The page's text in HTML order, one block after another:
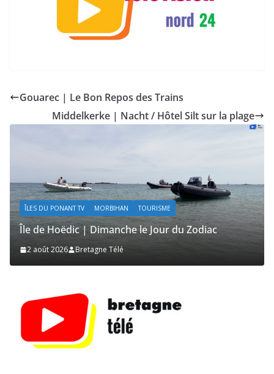
Gouarec | Le Bon Repos des Trains
Middelkerke | Nacht / Hôtel Silt sur la plage
ÎLES DU PONANT TV MORBIHAN TOURISME
Île de Hoëdic | Dimanche le Jour du Zodiac
2 août 2026 Bretagne Télé
Île